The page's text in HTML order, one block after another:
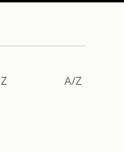
Z A/Z